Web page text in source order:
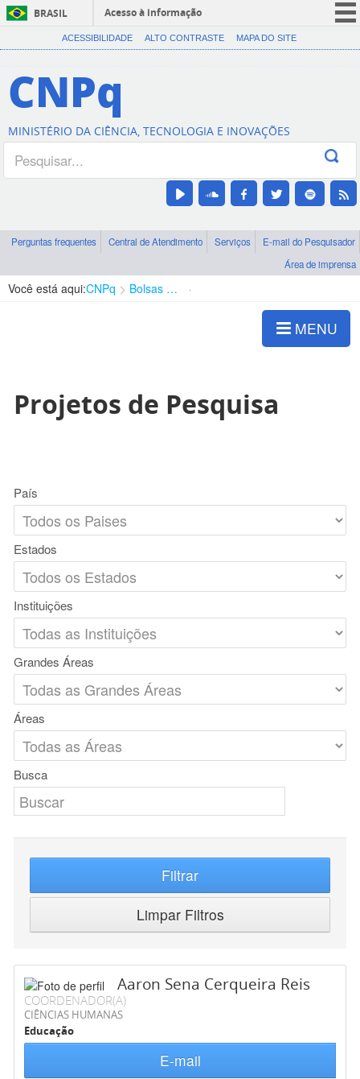
BRASIL
Acesso à informação
CORONAVÍRUS (COVID-19)
Canais
ACESSIBILIDADE ALTO CONTRASTE MAPA DO SITE
CNPq
MINISTÉRIO DA CIÊNCIA, TECNOLOGIA E INOVAÇÕES
Perguntas frequentes Central de Atendimento Serviços
E-mail do Pesquisador
Área de imprensa
Você está aqui:CNPq Bolsas e Auxílios Vigentes
MENU
Projetos de Pesquisa
País
Estados
Instituições
Grandes Áreas
Áreas
Busca
Filtrar
Limpar Filtros
Aaron Sena Cerqueira Reis
COORDENADOR(A)
CIÊNCIAS HUMANAS
Educação
E-mail